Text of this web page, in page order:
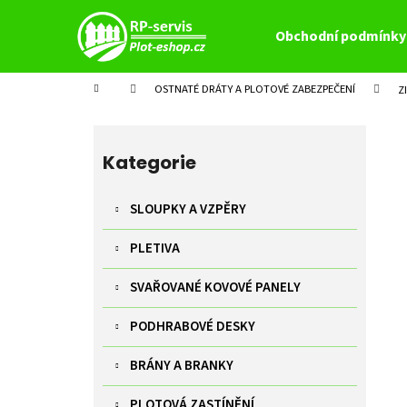
Obchodní podmínky
Domů OSTNATÉ DRÁTY A PLOTOVÉ ZABEZPEČENÍ
kategorie
Kategorie
SLOUPKY A VZPĚRY
PLETIVA
SVAŘOVANÉ KOVOVÉ PANELY
PODHRABOVÉ DESKY
BRÁNY A BRANKY
í
Zpět
do
Zpět
do